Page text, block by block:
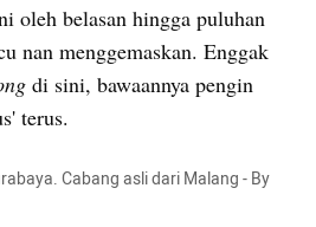
oleh belasan hingga puluhan
nan
di sini, bawaannya pengin
' terus.
Cabang asli dari Malang - By